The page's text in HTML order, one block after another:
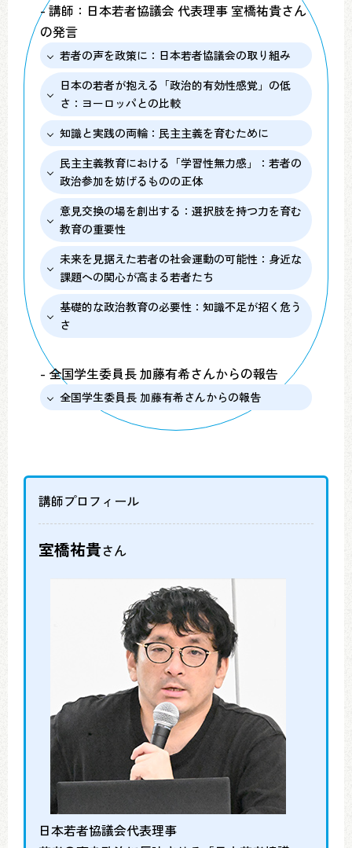
- 講師：日本若者協議会 代表理事 室橋祐貴さん
の発言
若者の声を政策に：日本若者協議会の取り組み
日本の若者が抱える「政治的有効性感覚」の低
さ：ヨーロッパとの比較
知識と実践の両輪：民主主義を育むために
民主主義教育における「学習性無力感」：若者の
政治参加を妨げるものの正体
意見交換の場を創出する：選択肢を持つ力を育む
教育の重要性
未来を見据えた若者の社会運動の可能性：身近な
課題への関心が高まる若者たち
基礎的な政治教育の必要性：知識不足が招く危う
さ
- 全国学生委員長 加藤有希さんからの報告
全国学生委員長 加藤有希さんからの報告
講師プロフィール
室橋祐貴さん
日本若者協議会代表理事